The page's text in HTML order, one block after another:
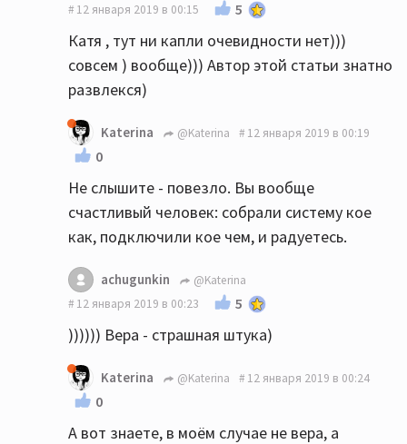
12 января 2019 в 00:15 5
Катя , тут ни капли очевидности нет)))
совсем ) вообще))) Автор этой статьи знатно
развлекся)
Katerina @Katerina 12 января 2019 в 00:19
0
Не слышите - повезло. Вы вообще
счастливый человек: собрали систему кое
как, подключили кое чем, и радуетесь.
achugunkin
@Katerina
12 января 2019 в 00:23
5
)))))) Вера - страшная штука)
Katerina @Katerina 12 января 2019 в 00:24
0
А вот знаете, в моём случае не вера, а